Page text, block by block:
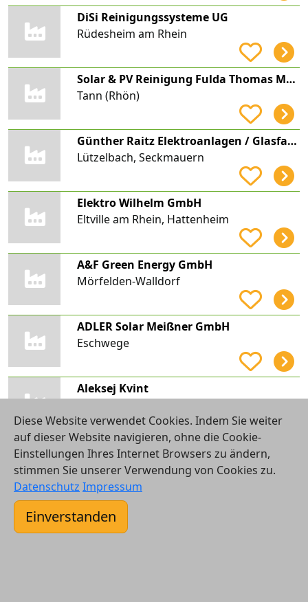
DiSi Reinigungssysteme UG
Rüdesheim am Rhein
Solar & PV Reinigung Fulda Thomas Martin
Tann (Rhön)
Günther Raitz Elektroanlagen / Glasfasertechnik / Photovoltaikanlagen / Stromspeicher
Lützelbach, Seckmauern
Elektro Wilhelm GmbH
Eltville am Rhein, Hattenheim
A&F Green Energy GmbH
Mörfelden-Walldorf
ADLER Solar Meißner GmbH
Eschwege
Aleksej Kvint
Alfred Broos
Viernheim
Hofheim am Taunus
Diese Website verwendet Cookies. Indem Sie weiter
auf dieser Website navigieren, ohne die Cookie-
Einstellungen Ihres Internet Browsers zu ändern,
stimmen Sie unserer Verwendung von Cookies zu.
Datenschutz Impressum
Einverstanden